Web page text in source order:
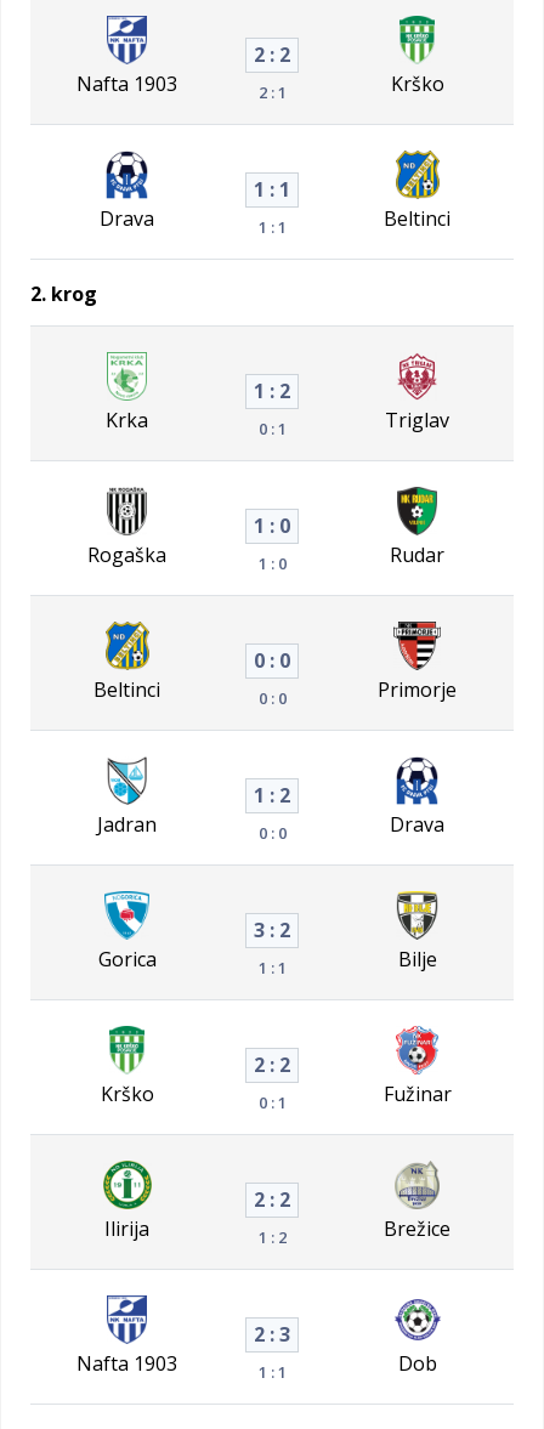
Nafta 1903
2 : 2
2 : 1 Krško
Drava
1 : 1
1 : 1 Beltinci
2. krog
Krka
1 : 2
0 : 1 Triglav
Rogaška
1 : 0
1 : 0 Rudar
Beltinci
0 : 0
0 : 0 Primorje
Jadran
1 : 2
0 : 0 Drava
Gorica
3 : 2
1 : 1 Bilje
Krško
2 : 2
0 : 1 Fužinar
Ilirija
2 : 2
1 : 2 Brežice
Nafta 1903
2 : 3
1 : 1 Dob